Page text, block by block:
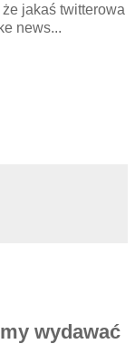
jakaś twitterowa
news...
wydawać